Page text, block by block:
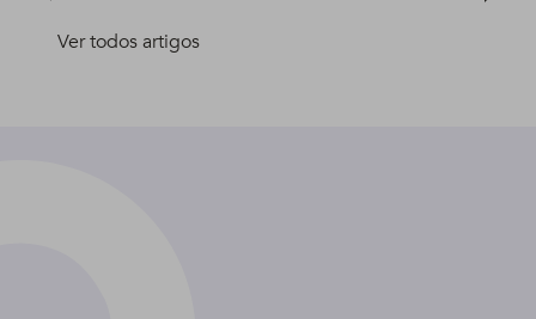
Ver todos artigos